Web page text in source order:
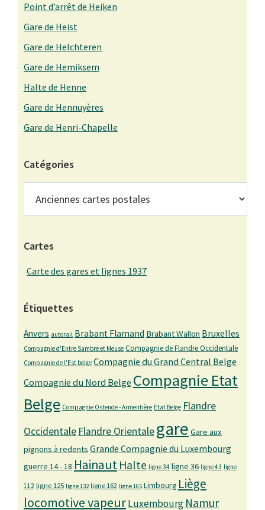
Point d’arrêt de Heiken
Gare de Heist
Gare de Helchteren
Gare de Hemiksem
Halte de Henne
Gare de Hennuyères
Gare de Henri-Chapelle
Catégories
Cartes
Carte des gares et lignes 1937
Étiquettes
Anvers autorail Brabant Flamand Brabant Wallon Bruxelles
Compagnie d'Entre Sambre et Meuse Compagnie de Flandre Occidentale
Compagnie de l'Est belge Compagnie du Grand Central Belge
Compagnie du Nord Belge Compagnie Etat
Belge Compagnie Ostende - Armentière Etat Belge Flandre
Occidentale Flandre Orientalegare Gare aux
pignons à redents Grande Compagnie du Luxembourg
guerre 14 - 18 Hainaut Halte ligne 34 ligne 36 ligne 43 ligne
112 ligne 125 ligne 132 ligne 162 ligne 165 Limbourg Liège
locomotive vapeurLuxembourg Namur